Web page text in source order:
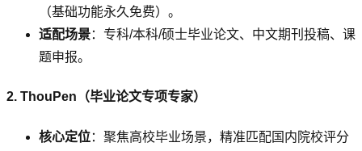
（基础功能永久免费）。
适配场景：专科/本科/硕士毕业论文、中文期刊投稿、课
题申报。
2. ThouPen（毕业论文专项专家）
核心定位：聚焦高校毕业场景，精准匹配国内院校评分